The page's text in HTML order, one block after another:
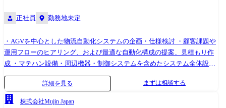
ーに沿いながらの業務となりますのでご安心ください。 業務に慣れてき
定しています。 将来的にはご自身で新製品の品質保証フローを検討でき
るスキルを身に着けて頂きたいと考えております。 ●変更の範囲:会社の
定める業務
正社員 勤務地未定
・AGVを中心とした物流自動化システムの企画・仕様検討 ・顧客課題や
運用フローのヒアリング、および最適な自動化構成の提案、見積もり作
成 ・マテハン設備・周辺機器・制御システムを含めたシステム全体設計
・ベンダーとの技術調整、進行管理、品質管理 ・導入プロジェクトにお
ける工程管理・現地立ち上げ支援
詳細を見る まずは相談する
株式会社Mujin Japan